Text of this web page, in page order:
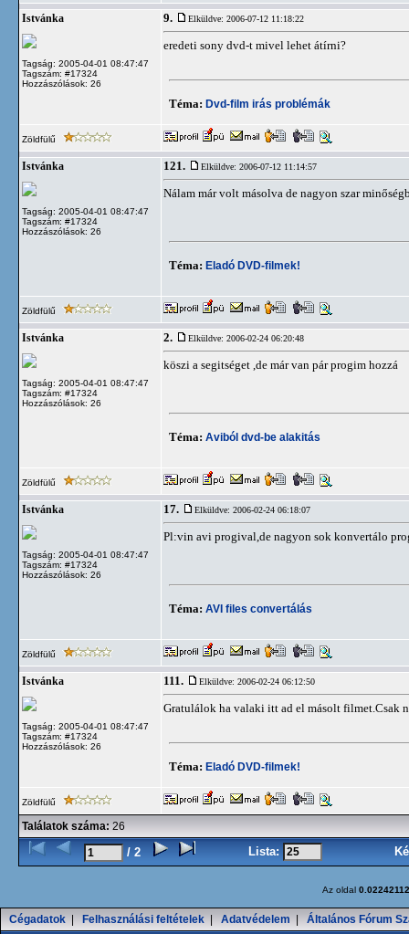
Istvánka
Tagság: 2005-04-01 08:47:47
Tagszám: #17324
Hozzászólások: 26
9. Elküldve: 2006-07-12 11:18:22
eredeti sony dvd-t mivel lehet átírni?
Téma: Dvd-film irás problémák
Zöldfülű
Istvánka
Tagság: 2005-04-01 08:47:47
Tagszám: #17324
Hozzászólások: 26
121. Elküldve: 2006-07-12 11:14:57
Nálam már volt másolva de nagyon szar
Téma: Eladó DVD-filmek!
Zöldfülű
Istvánka
Tagság: 2005-04-01 08:47:47
Tagszám: #17324
Hozzászólások: 26
2. Elküldve: 2006-02-24 06:20:48
köszi a segitséget ,de már van pár progim hozzá
Téma: Aviból dvd-be alakitás
Zöldfülű
Istvánka
Tagság: 2005-04-01 08:47:47
Tagszám: #17324
Hozzászólások: 26
17. Elküldve: 2006-02-24 06:18:07
Pl:vin avi progival,de nagyon sok konvertálo
Téma: AVI files convertálás
Zöldfülű
Istvánka
Tagság: 2005-04-01 08:47:47
Tagszám: #17324
Hozzászólások: 26
111. Elküldve: 2006-02-24 06:12:50
Gratulálok ha valaki itt ad el másolt filmet.Csak
Téma: Eladó DVD-filmek!
Zöldfülű
Találatok száma: 26
/ 2 Lista:
Az oldal
Cégadatok Felhasználási feltételek Adatvédelem Általános Fórum